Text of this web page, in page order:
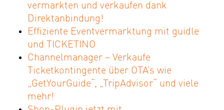
vermarkten und verkaufen dank
Direktanbindung!
Effiziente Eventvermarktung mit guidle
und TICKETINO
Channelmanager – Verkaufe
Ticketkontingente über OTA’s wie
„GetYourGuide“, „TripAdvisor“ und viele
mehr!